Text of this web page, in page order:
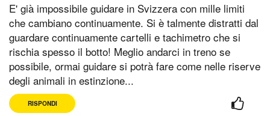
E' già impossibile guidare in Svizzera con mille limiti
che cambiano continuamente. Si è talmente distratti dal
guardare continuamente cartelli e tachimetro che si
rischia spesso il botto! Meglio andarci in treno se
possibile, ormai guidare si potrà fare come nelle riserve
degli animali in estinzione...
RISPONDI